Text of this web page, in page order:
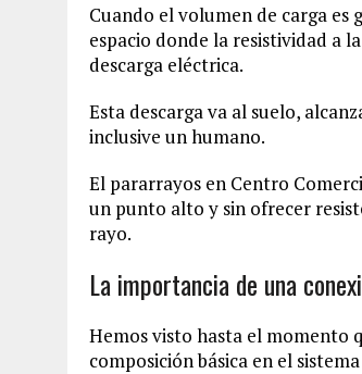
Cuando el volumen de carga es
espacio donde la resistividad a
descarga eléctrica.
Esta descarga va al suelo,
inclusive un humano.
El pararrayos en Centro
un punto alto y sin ofrecer
rayo.
La importancia de una
Hemos visto hasta el momento
composición básica en el